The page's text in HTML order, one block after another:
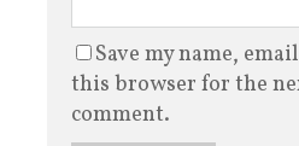
Save my name,
this browser for the
comment.